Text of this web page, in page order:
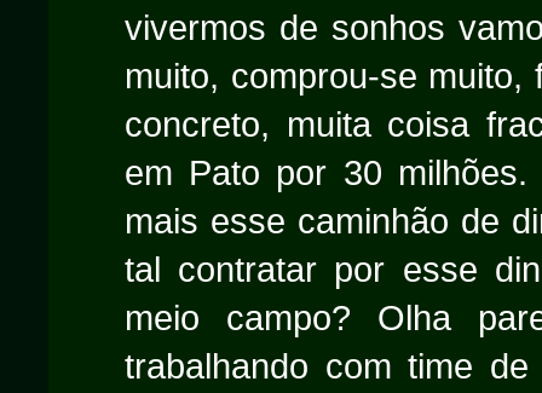
vivermos de sonhos
muito, comprou-se
concreto, muita coisa
em Pato por 30
mais esse caminhão de
tal contratar por esse
meio campo? Olha
trabalhando com time